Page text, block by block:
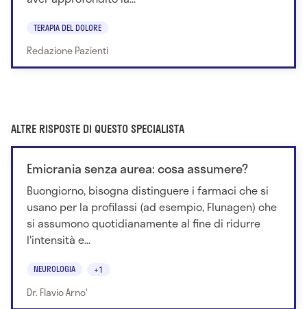
TERAPIA DEL DOLORE
Redazione Pazienti
ALTRE RISPOSTE DI QUESTO SPECIALISTA
Emicrania senza aurea: cosa assumere?
Buongiorno, bisogna distinguere i farmaci che si
usano per la profilassi (ad esempio, Flunagen) che
si assumono quotidianamente al fine di ridurre
l'intensità e...
NEUROLOGIA +1
Dr. Flavio Arno'